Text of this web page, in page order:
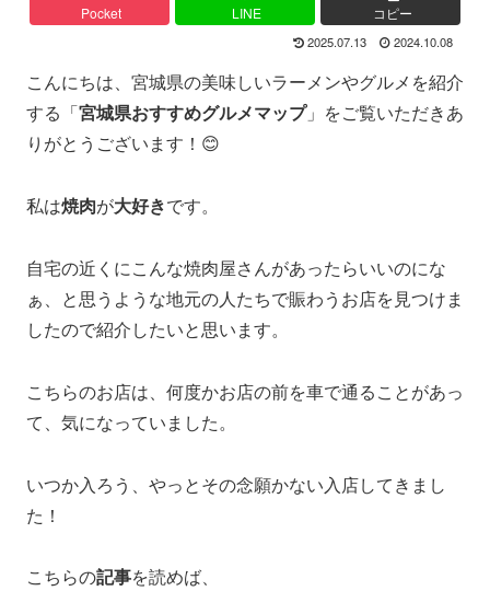
Pocket LINE コピー
2025.07.13 2024.10.08
こんにちは、宮城県の美味しいラーメンやグルメを紹介
する「宮城県おすすめグルメマップ」をご覧いただきあ
りがとうございます！😊
私は焼肉が大好きです。
自宅の近くにこんな焼肉屋さんがあったらいいのにな
ぁ、と思うような地元の人たちで賑わうお店を見つけま
したので紹介したいと思います。
こちらのお店は、何度かお店の前を車で通ることがあっ
て、気になっていました。
いつか入ろう、やっとその念願かない入店してきまし
た！
こちらの記事を読めば、